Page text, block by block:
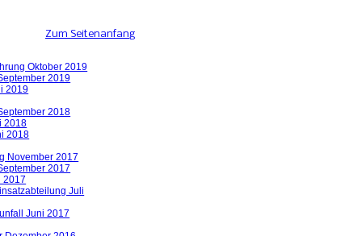
Oktober 2019
2019
2019
2018
2018
2018
November 2017
2017
2017
Juli
Juni 2017
Zum Seitenanfang